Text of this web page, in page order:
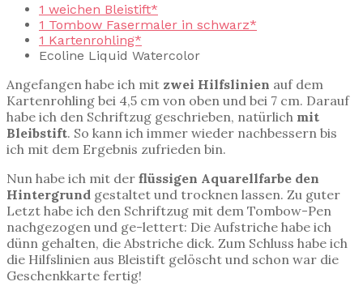
1 weichen Bleistift*
1 Tombow Fasermaler in schwarz*
1 Kartenrohling*
Ecoline Liquid Watercolor
Angefangen habe ich mit zwei Hilfslinien auf dem
Kartenrohling bei 4,5 cm von oben und bei 7 cm. Darauf
habe ich den Schriftzug geschrieben, natürlich mit
Bleibstift. So kann ich immer wieder nachbessern bis
ich mit dem Ergebnis zufrieden bin.
Nun habe ich mit der flüssigen Aquarellfarbe den
Hintergrund gestaltet und trocknen lassen. Zu guter
Letzt habe ich den Schriftzug mit dem Tombow-Pen
nachgezogen und ge-lettert: Die Aufstriche habe ich
dünn gehalten, die Abstriche dick. Zum Schluss habe ich
die Hilfslinien aus Bleistift gelöscht und schon war die
Geschenkkarte fertig!